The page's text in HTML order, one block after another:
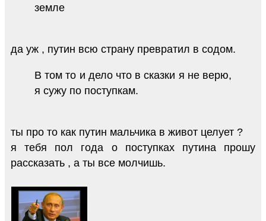
земле
да уж , путин всю страну превратил в содом.
В том то и дело что в сказки я не верю,
я сужу по поступкам.
ты про то как путин мальчика в живот целует ?
я тебя пол года о поступках путина прошу
рассказать , а ты все молчишь.